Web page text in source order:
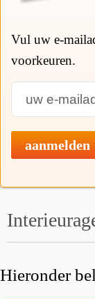
Vul uw e-
voorkeuren.
aanmelden
Hieronder